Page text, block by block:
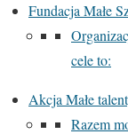
Fundacja Małe
cele to:
Akcja Małe
Razem